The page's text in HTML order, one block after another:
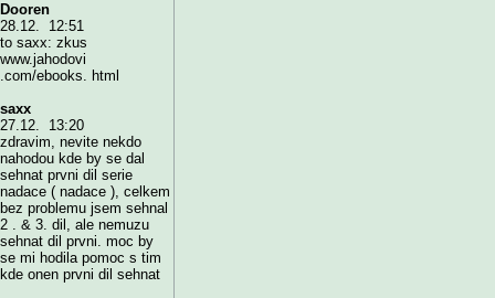
Dooren
28.12. 12:51
to saxx: zkus
www.jahodovi
.com/ebooks. html
saxx
27.12. 13:20
zdravim, nevite nekdo
nahodou kde by se dal
sehnat prvni dil serie
nadace ( nadace ), celkem
bez problemu jsem sehnal
2 . & 3. dil, ale nemuzu
sehnat dil prvni. moc by
se mi hodila pomoc s tim
kde onen prvni dil sehnat